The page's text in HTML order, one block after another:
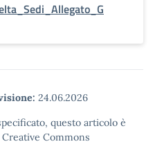
24.06.2026
questo articolo è
Commons